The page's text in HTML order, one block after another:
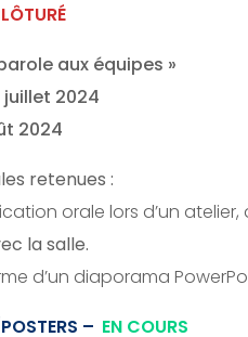
aux équipes »
2024
2024
retenues :
orale lors d’un
la salle.
d’un diaporama
– EN COURS